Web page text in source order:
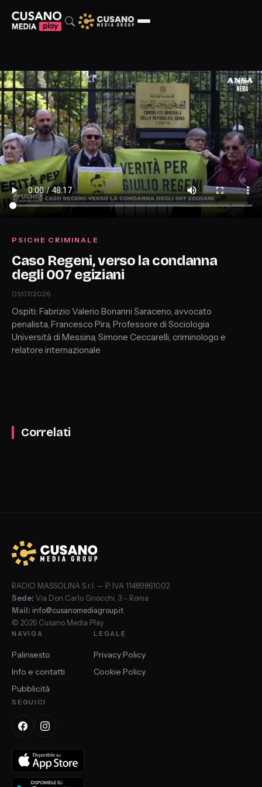
PSICHE CRIMINALE
Caso Regeni, verso la condanna
degli 007 egiziani
01/07/2026
Ospiti: Fabrizio Valerio Bonanni Saraceno, avvocato
penalista, Francesco Pira, Professore di Sociologia
Università di Messina, Simone Ceccarelli, criminologo e
relatore internazionale
Correlati
RADIO MASSOLINA S.r.l. — P. IVA 11489861002
Sede: Via Don Carlo Gnocchi, 3 – Roma
Mail: info@cusanomediagroup.it
© 2026 Cusano Media Play
NAVIGA
Palinsesto
Info e contatti
Pubblicità
LEGALE
Privacy Policy
Cookie Policy
SEGUICI